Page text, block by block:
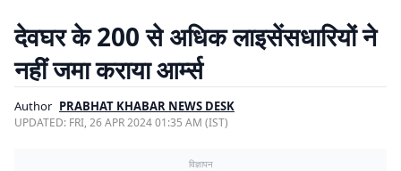
देवघर के 200 से अधिक लाइसेंसधारियों ने
नहीं जमा कराया आर्म्स
Author PRABHAT KHABAR NEWS DESK
UPDATED: FRI, 26 APR 2024 01:35 AM (IST)
विज्ञापन